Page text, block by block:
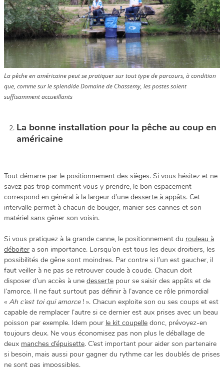
La pêche en américaine peut se pratiquer sur tout type de parcours, à condition
que, comme sur le splendide Domaine de Chassemy, les postes soient
suffisamment accueillants
La bonne installation pour la pêche au coup en
américaine
Tout démarre par le positionnement des sièges. Si vous hésitez et ne
savez pas trop comment vous y prendre, le bon espacement
correspond en général à la largeur d’une desserte à appâts. Cet
intervalle permet à chacun de bouger, manier ses cannes et son
matériel sans gêner son voisin.
Si vous pratiquez à la grande canne, le positionnement du rouleau à
déboiter a son importance. Lorsqu’on est tous les deux droitiers, les
possibilités de gêne sont moindres. Par contre si l’un est gaucher, il
faut veiller à ne pas se retrouver coude à coude. Chacun doit
disposer d’un accès à une desserte pour se saisir des appâts et de
l’amorce. Il ne faut surtout pas définir à l’avance ce rôle primordial
« Ah c’est toi qui amorce! ». Chacun exploite son ou ses coups et est
capable de remplacer l’autre si ce dernier est aux prises avec un beau
poisson par exemple. Idem pour le kit coupelle donc, prévoyez-en
toujours deux. Ne vous économisez pas non plus le déballage de
deux manches d’épuisette. C’est important pour aider son partenaire
si besoin, mais aussi pour gagner du rythme car les doublés de prises
ne sont pas impossibles.